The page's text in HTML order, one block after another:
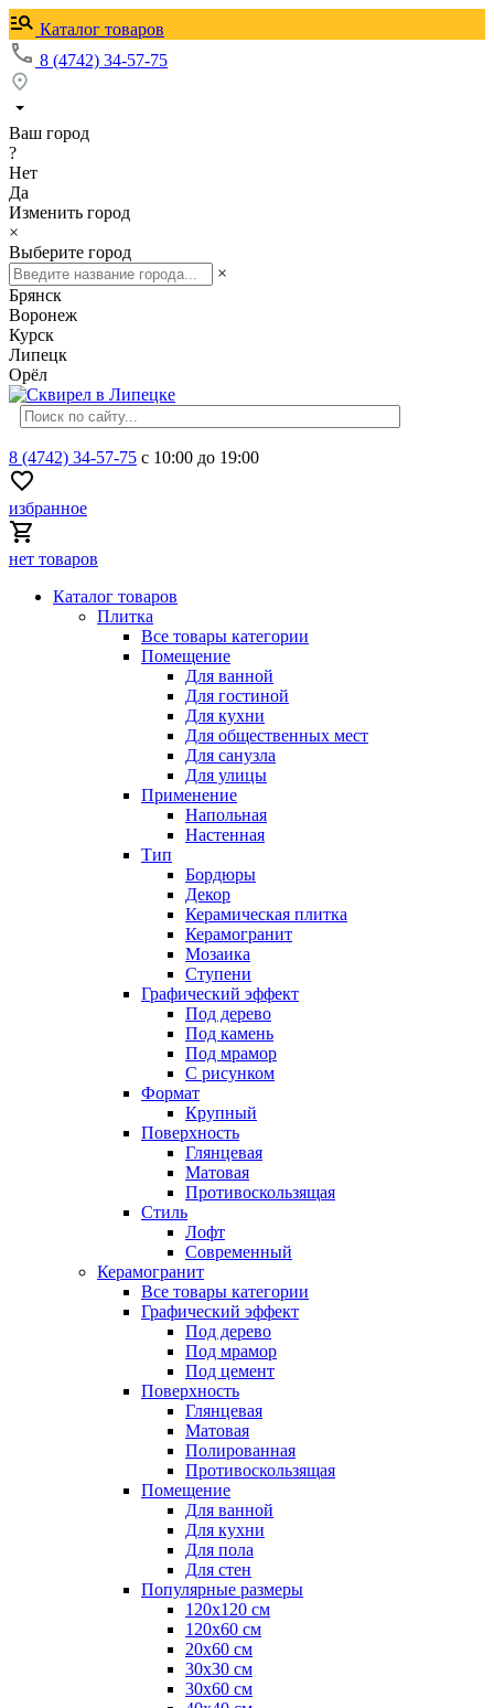
Каталог товаров
8 (4742) 34-57-75
Ваш город
?
Нет
Да
Изменить город
×
Выберите город
×
Брянск
Воронеж
Курск
Липецк
Орёл
8 (4742) 34-57-75 с 10:00 до 19:00
избранное
нет товаров
Каталог товаров
Плитка
Все товары категории
Помещение
Для ванной
Для гостиной
Для кухни
Для общественных мест
Для санузла
Для улицы
Применение
Напольная
Настенная
Тип
Бордюры
Декор
Керамическая плитка
Керамогранит
Мозаика
Ступени
Графический эффект
Под дерево
Под камень
Под мрамор
С рисунком
Формат
Крупный
Поверхность
Глянцевая
Матовая
Противоскользящая
Стиль
Лофт
Современный
Керамогранит
Все товары категории
Графический эффект
Под дерево
Под мрамор
Под цемент
Поверхность
Глянцевая
Матовая
Полированная
Противоскользящая
Помещение
Для ванной
Для кухни
Для пола
Для стен
Популярные размеры
120x120 см
120x60 см
20x60 см
30x30 см
30x60 см